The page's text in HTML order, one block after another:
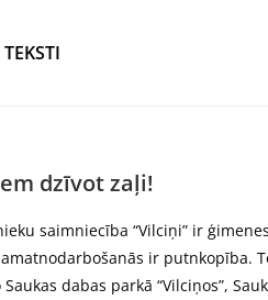
dzīvot zaļi!
saimniecība “Vilciņi” ir
ir putnkopība.
dabas parkā “Vilciņos”,